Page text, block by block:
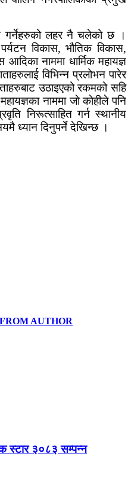
गर्नेहरुको लहर नै चलेको छ ।
विकास, भौतिक विकास,
आदिका नाममा धार्मिक महायज्ञ
विभिन्न प्रलोभन पारेर
उठाइएको रकमको सहि
नाममा जाे काेहीले पनि
निरूत्साहित गर्न स्थानीय
ध्यान दिनुपर्ने देखिन्छ ।
AUTHOR
स्टार ३०८३ सम्पन्न